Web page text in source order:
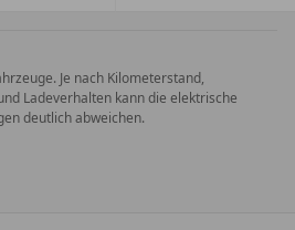
Je nach Kilometerstand,
Ladeverhalten kann die elektrische
deutlich abweichen.